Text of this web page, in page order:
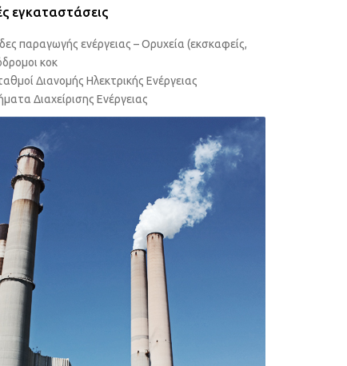
εγκαταστάσεις
παραγωγής ενέργειας – Ορυχεία (εκσκαφείς,
κοκ
Διανομής Ηλεκτρικής Ενέργειας
Διαχείρισης Ενέργειας